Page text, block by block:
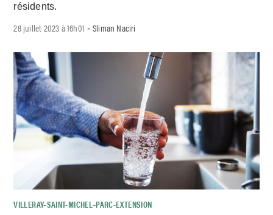
résidents.
28 juillet 2023 à 16h01 -Sliman Naciri
VILLERAY–SAINT-MICHEL–PARC-EXTENSION